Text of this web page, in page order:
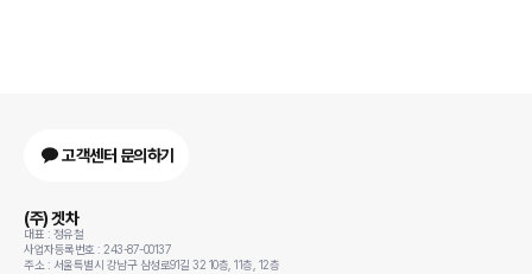
고객센터 문의하기
(주) 겟차
대표 : 정유철
사업자등록번호 : 243-87-00137
주소 : 서울특별시 강남구 삼성로91길 32 10층, 11층, 12층